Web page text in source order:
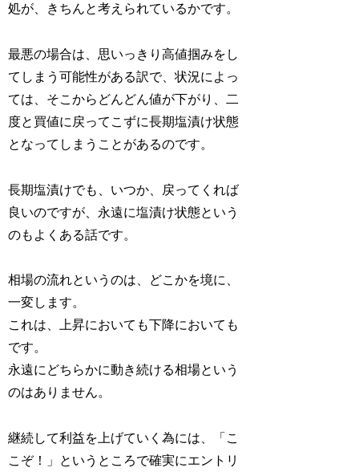
処が、きちんと考えられているかです。
最悪の場合は、思いっきり高値掴みをし
てしまう可能性がある訳で、状況によっ
ては、そこからどんどん値が下がり、二
度と買値に戻ってこずに長期塩漬け状態
となってしまうことがあるのです。
長期塩漬けでも、いつか、戻ってくれば
良いのですが、永遠に塩漬け状態という
のもよくある話です。
相場の流れというのは、どこかを境に、
一変します。
これは、上昇においても下降においても
です。
永遠にどちらかに動き続ける相場という
のはありません。
継続して利益を上げていく為には、「こ
こぞ！」というところで確実にエントリ